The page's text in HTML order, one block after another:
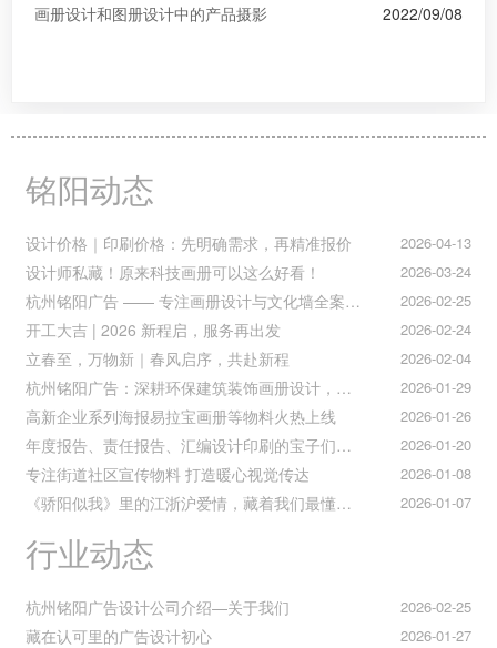
2022/09/08
画册设计和图册设计中的产品摄影
铭阳动态
2026-04-13
设计价格｜印刷价格：先明确需求，再精准报价
2026-03-24
设计师私藏！原来科技画册可以这么好看！
2026-02-25
杭州铭阳广告 —— 专注画册设计与文化墙全案落地
2026-02-24
开工大吉 | 2026 新程启，服务再出发
2026-02-04
立春至，万物新｜春风启序，共赴新程
2026-01-29
杭州铭阳广告：深耕环保建筑装饰画册设计，赋能空间美学与可持续发展
2026-01-26
高新企业系列海报易拉宝画册等物料火热上线
2026-01-20
年度报告、责任报告、汇编设计印刷的宝子们集合！
2026-01-08
专注街道社区宣传物料 打造暖心视觉传达
2026-01-07
《骄阳似我》里的江浙沪爱情，藏着我们最懂的温柔与默契
行业动态
2026-02-25
杭州铭阳广告设计公司介绍—关于我们
2026-01-27
藏在认可里的广告设计初心